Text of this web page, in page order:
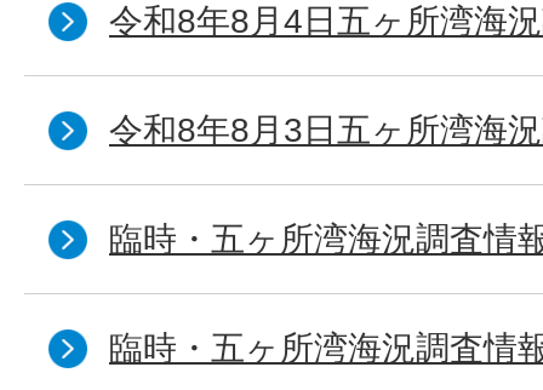
令和8年8月4日五ヶ所湾海
令和8年8月3日五ヶ所湾海
臨時・五ヶ所湾海況調査情
臨時・五ヶ所湾海況調査情